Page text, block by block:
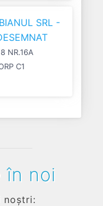
SRL -
NR.16A
C1
în noi
noștri: